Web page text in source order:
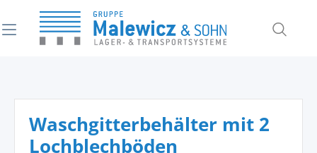
springen
Waschgitterbehälter mit 2
Lochblechböden